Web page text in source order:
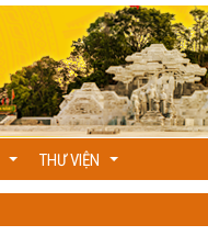
...
THƯ VIỆN
...